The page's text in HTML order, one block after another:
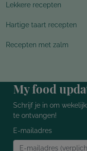
Lekkere recepten
Hartige taart recepten
Recepten met zalm
My food
Schrijf je in om
te ontvangen!
E-mailadres